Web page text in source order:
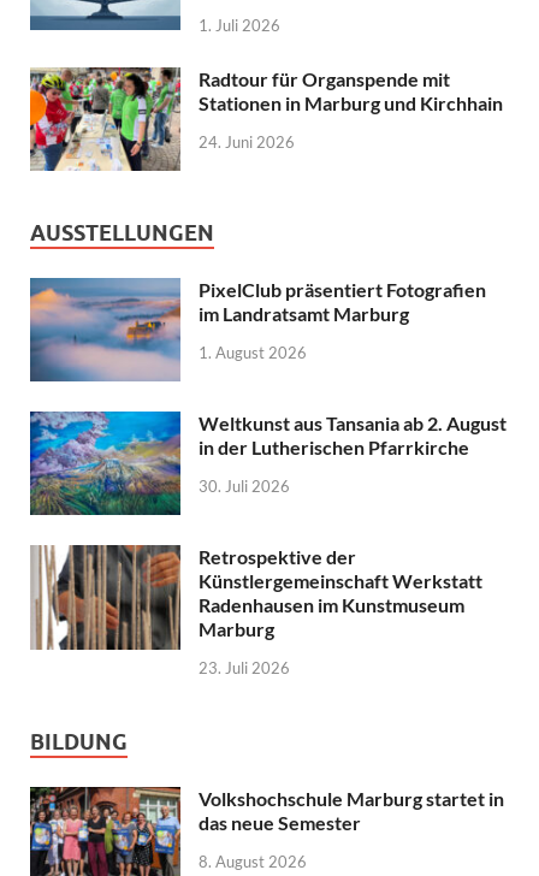
1. Juli 2026
Radtour für Organspende mit
Stationen in Marburg und Kirchhain
24. Juni 2026
AUSSTELLUNGEN
PixelClub präsentiert Fotografien
im Landratsamt Marburg
1. August 2026
Weltkunst aus Tansania ab 2. August
in der Lutherischen Pfarrkirche
30. Juli 2026
Retrospektive der
Künstlergemeinschaft Werkstatt
Radenhausen im Kunstmuseum
Marburg
23. Juli 2026
BILDUNG
Volkshochschule Marburg startet in
das neue Semester
8. August 2026